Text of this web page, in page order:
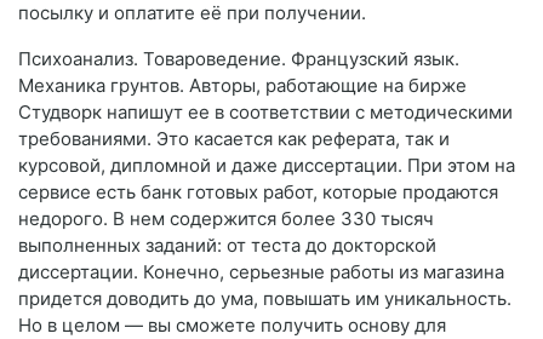
посылку и оплатите её при получении.
Психоанализ. Товароведение. Французский язык.
Механика грунтов. Авторы, работающие на бирже
Студворк напишут ее в соответствии с методическими
требованиями. Это касается как реферата, так и
курсовой, дипломной и даже диссертации. При этом на
сервисе есть банк готовых работ, которые продаются
недорого. В нем содержится более 330 тысяч
выполненных заданий: от теста до докторской
диссертации. Конечно, серьезные работы из магазина
придется доводить до ума, повышать им уникальность.
Но в целом — вы сможете получить основу для